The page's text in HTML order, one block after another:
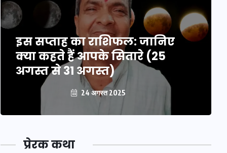
इस सप्ताह का राशिफल: जानिए
क्या कहते हैं आपके सितारे (25
अगस्त से 31 अगस्त)
24 अगस्त 2025
प्रेरक कथा